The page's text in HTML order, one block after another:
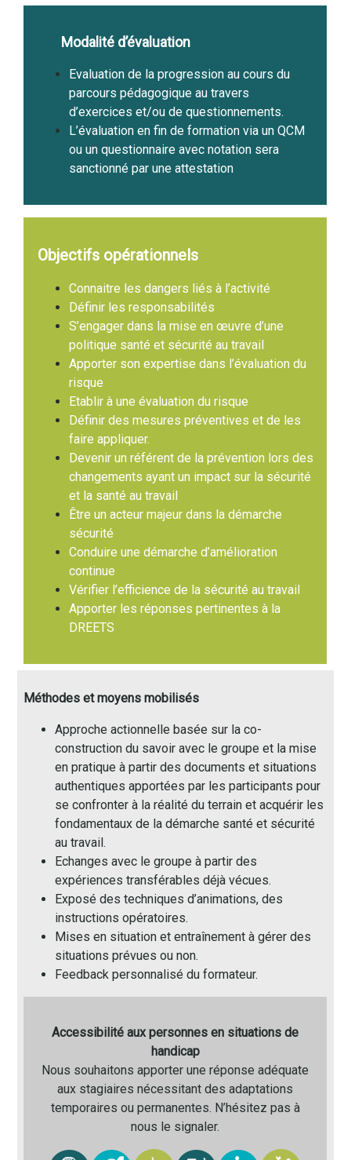
Modalité d’évaluation
Evaluation de la progression au cours du
parcours pédagogique au travers
d’exercices et/ou de questionnements.
L’évaluation en fin de formation via un QCM
ou un questionnaire avec notation sera
sanctionné par une attestation
Objectifs opérationnels
Connaitre les dangers liés à l’activité
Définir les responsabilités
S’engager dans la mise en œuvre d’une
politique santé et sécurité au travail
Apporter son expertise dans l’évaluation du
risque
Etablir à une évaluation du risque
Définir des mesures préventives et de les
faire appliquer.
Devenir un référent de la prévention lors des
changements ayant un impact sur la sécurité
et la santé au travail
Être un acteur majeur dans la démarche
sécurité
Conduire une démarche d’amélioration
continue
Vérifier l’efficience de la sécurité au travail
Apporter les réponses pertinentes à la
DREETS
Méthodes et moyens mobilisés
Approche actionnelle basée sur la co-
construction du savoir avec le groupe et la mise
en pratique à partir des documents et situations
authentiques apportées par les participants pour
se confronter à la réalité du terrain et acquérir les
fondamentaux de la démarche santé et sécurité
au travail.
Echanges avec le groupe à partir des
expériences transférables déjà vécues.
Exposé des techniques d’animations, des
instructions opératoires.
Mises en situation et entraînement à gérer des
situations prévues ou non.
Feedback personnalisé du formateur.
Accessibilité aux personnes en situations de
handicap
Nous souhaitons apporter une réponse adéquate
aux stagiaires nécessitant des adaptations
temporaires ou permanentes. N’hésitez pas à
nous le signaler.